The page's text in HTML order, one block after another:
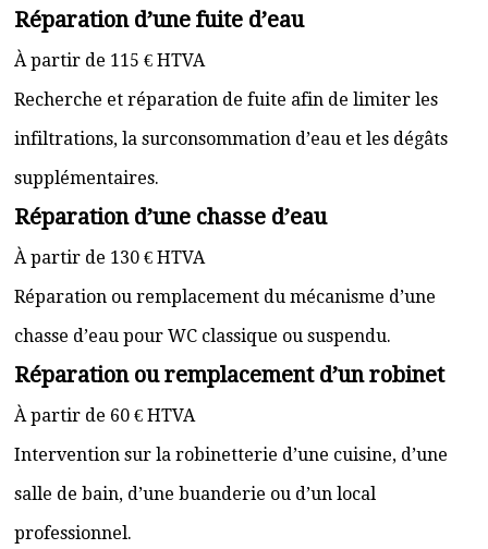
Réparation d’une fuite d’eau
À partir de 115 € HTVA
Recherche et réparation de fuite afin de limiter les
infiltrations, la surconsommation d’eau et les dégâts
supplémentaires.
Réparation d’une chasse d’eau
À partir de 130 € HTVA
Réparation ou remplacement du mécanisme d’une
chasse d’eau pour WC classique ou suspendu.
Réparation ou remplacement d’un robinet
À partir de 60 € HTVA
Intervention sur la robinetterie d’une cuisine, d’une
salle de bain, d’une buanderie ou d’un local
professionnel.